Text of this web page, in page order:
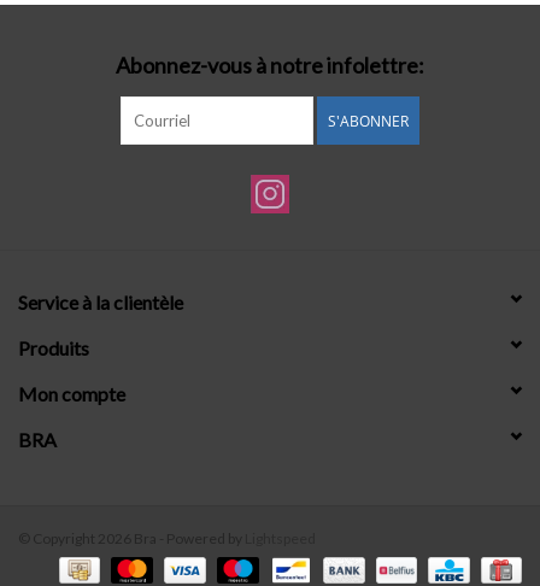
Abonnez-vous à notre infolettre:
S'ABONNER
Service à la clientèle
Produits
Mon compte
BRA
© Copyright 2026 Bra - Powered by